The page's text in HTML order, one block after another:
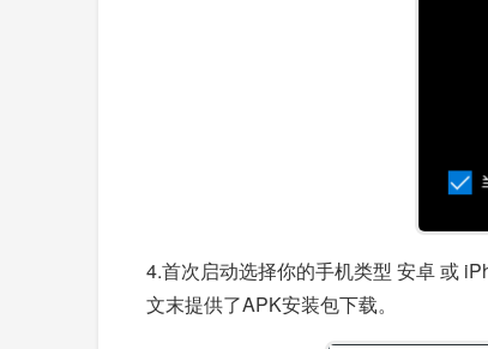
4.首次启动选择你的手机类型 安卓 或
文末提供了APK安装包下载。